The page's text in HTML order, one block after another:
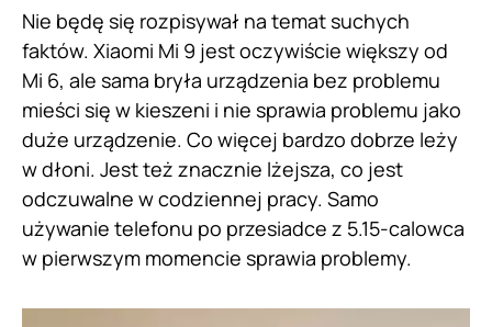
Nie będę się rozpisywał na temat suchych
faktów. Xiaomi Mi 9 jest oczywiście większy od
Mi 6, ale sama bryła urządzenia bez problemu
mieści się w kieszeni i nie sprawia problemu jako
duże urządzenie. Co więcej bardzo dobrze leży
w dłoni. Jest też znacznie lżejsza, co jest
odczuwalne w codziennej pracy. Samo
używanie telefonu po przesiadce z 5.15-calowca
w pierwszym momencie sprawia problemy.